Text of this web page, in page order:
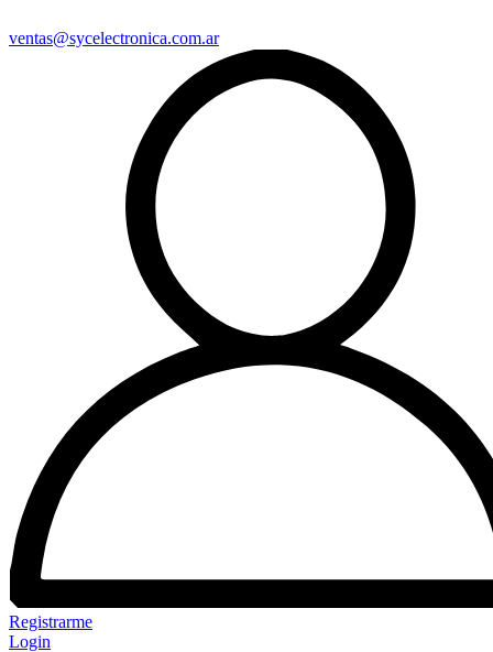
ventas@sycelectronica.com.ar
Registrarme
Login